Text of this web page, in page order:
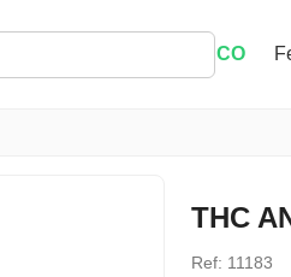
ECO
THC
Ref: 11183